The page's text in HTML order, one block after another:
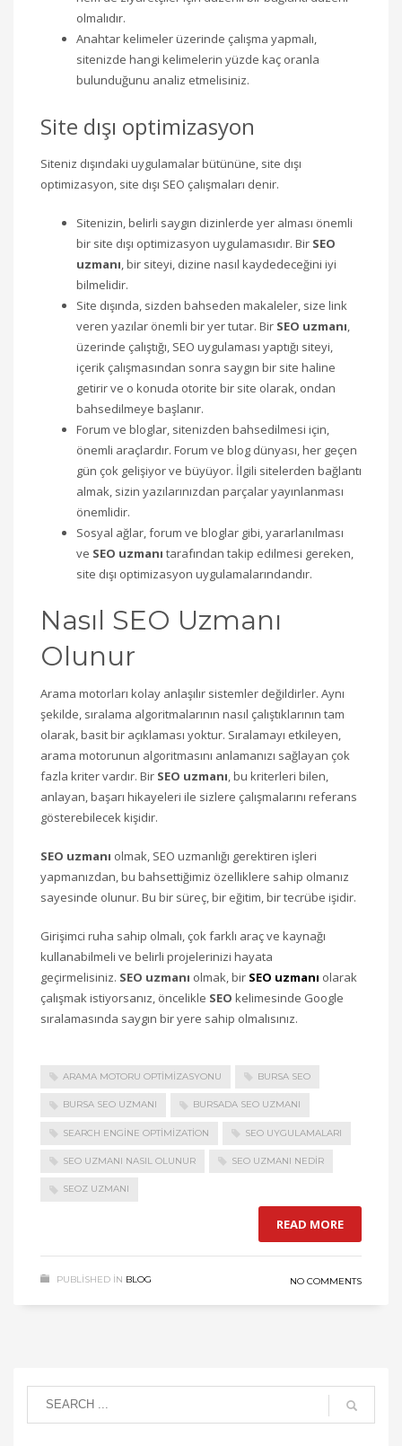
olmalıdır.
Anahtar kelimeler üzerinde çalışma yapmalı,
sitenizde hangi kelimelerin yüzde kaç oranla
bulunduğunu analiz etmelisiniz.
Site dışı optimizasyon
Siteniz dışındaki uygulamalar bütününe, site dışı
optimizasyon, site dışı SEO çalışmaları denir.
Sitenizin, belirli saygın dizinlerde yer alması önemli
bir site dışı optimizasyon uygulamasıdır. Bir SEO
uzmanı, bir siteyi, dizine nasıl kaydedeceğini iyi
bilmelidir.
Site dışında, sizden bahseden makaleler, size link
veren yazılar önemli bir yer tutar. Bir SEO uzmanı,
üzerinde çalıştığı, SEO uygulaması yaptığı siteyi,
içerik çalışmasından sonra saygın bir site haline
getirir ve o konuda otorite bir site olarak, ondan
bahsedilmeye başlanır.
Forum ve bloglar, sitenizden bahsedilmesi için,
önemli araçlardır. Forum ve blog dünyası, her geçen
gün çok gelişiyor ve büyüyor. İlgili sitelerden bağlantı
almak, sizin yazılarınızdan parçalar yayınlanması
önemlidir.
Sosyal ağlar, forum ve bloglar gibi, yararlanılması
ve SEO uzmanı tarafından takip edilmesi gereken,
site dışı optimizasyon uygulamalarındandır.
Nasıl SEO Uzmanı
Olunur
Arama motorları kolay anlaşılır sistemler değildirler. Aynı
şekilde, sıralama algoritmalarının nasıl çalıştıklarının tam
olarak, basit bir açıklaması yoktur. Sıralamayı etkileyen,
arama motorunun algoritmasını anlamanızı sağlayan çok
fazla kriter vardır. Bir SEO uzmanı, bu kriterleri bilen,
anlayan, başarı hikayeleri ile sizlere çalışmalarını referans
gösterebilecek kişidir.
SEO uzmanı olmak, SEO uzmanlığı gerektiren işleri
yapmanızdan, bu bahsettiğimiz özelliklere sahip olmanız
sayesinde olunur. Bu bir süreç, bir eğitim, bir tecrübe işidir.
Girişimci ruha sahip olmalı, çok farklı araç ve kaynağı
kullanabilmeli ve belirli projelerinizi hayata
geçirmelisiniz. SEO uzmanı olmak, bir SEO uzmanı olarak
çalışmak istiyorsanız, öncelikle SEO kelimesinde Google
sıralamasında saygın bir yere sahip olmalısınız.
ARAMA MOTORU OPTIMIZASYONU BURSA SEO
BURSA SEO UZMANI BURSADA SEO UZMANI
SEARCH ENGINE OPTIMIZATION SEO UYGULAMALARI
SEO UZMANI NASIL OLUNUR SEO UZMANI NEDIR
SEOZ UZMANI
READ MORE
PUBLISHED IN BLOG NO COMMENTS